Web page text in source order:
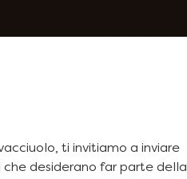
ti invitiamo a inviare
desiderano far parte della